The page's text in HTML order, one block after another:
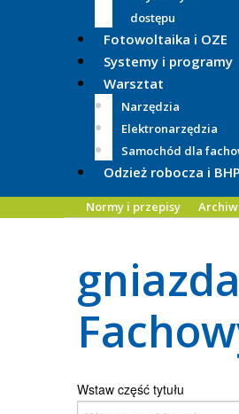
dostępu
Fotowoltaika i OZE
Systemy i programy
Warsztat
Narzędzia
Elektronarzędzia
Samochód dla
Odzież robocza i BHP
Normy i przepisy
Wstaw część tytułu